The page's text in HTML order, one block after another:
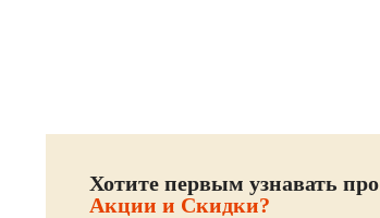
Хотите первым узнавать про
Акции и Скидки?